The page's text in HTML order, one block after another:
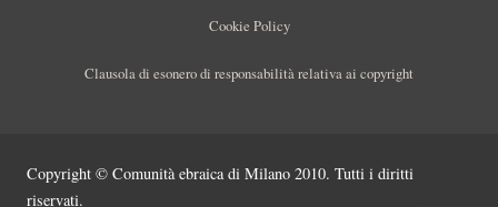
Cookie Policy
Clausola di esonero di responsabilità relativa ai copyright
Copyright © Comunità ebraica di Milano 2010. Tutti i diritti
riservati.